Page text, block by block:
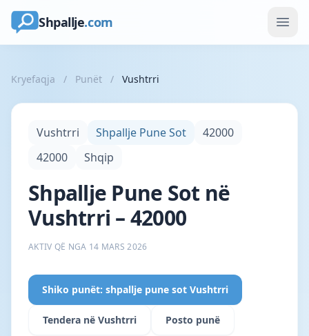
Shpallje.com
Kryefaqja / Punët / Vushtrri
Vushtrri Shpallje Pune Sot
42000
42000
Shqip
Shpallje Pune Sot në
Vushtrri – 42000
AKTIV QË NGA 14 MARS 2026
Shiko punët: shpallje pune sot Vushtrri
Tendera në Vushtrri Posto punë